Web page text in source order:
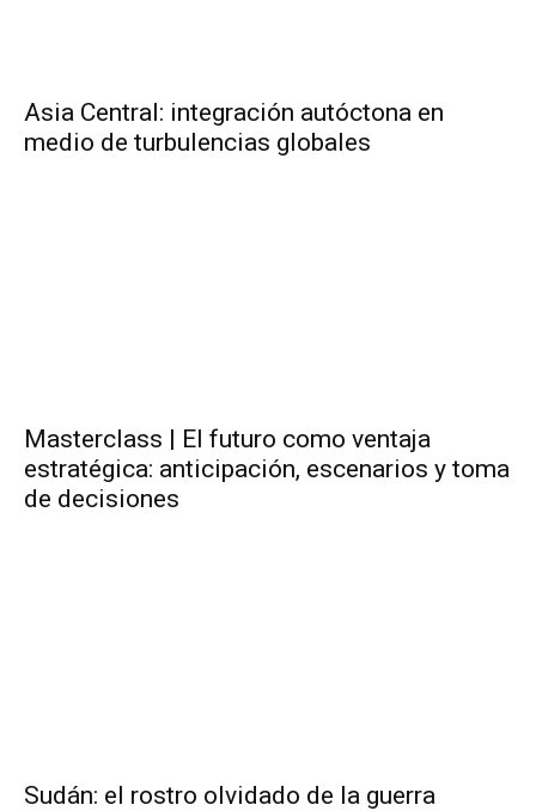
Asia Central: integración autóctona en
medio de turbulencias globales
Masterclass | El futuro como ventaja
estratégica: anticipación, escenarios y toma
de decisiones
Sudán: el rostro olvidado de la guerra